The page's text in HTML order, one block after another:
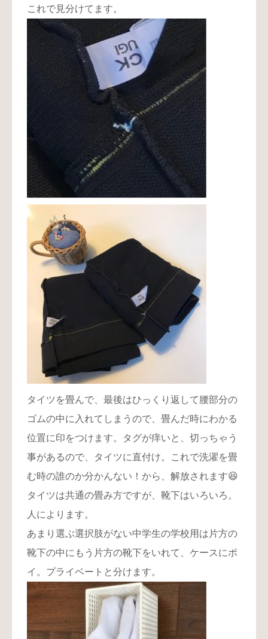
これで見分けてます。
タイツを畳んで、最後はひっくり返して腰部分の
ゴムの中に入れてしまうので、畳んだ時にわかる
位置に印をつけます。タグが痒いと、切っちゃう
事があるので、タイツに直付け。これで洗濯を畳
む時の誰のか分かんない！から、解放されます😆
タイツは共通の畳み方ですが、靴下はいろいろ。
人によります。
あまり選ぶ選択肢がない中学生の学校用は片方の
靴下の中にもう片方の靴下をいれて、ケースにポ
イ。プライベートと分けます。